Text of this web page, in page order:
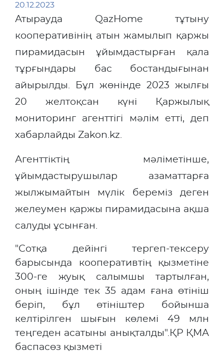
20.12.2023
Атырауда QazHome тұтыну
кооперативінің атын жамылып қаржы
пирамидасын ұйымдастырған қала
тұрғындары бас бостандығынан
айырылды. Бұл жөнінде 2023 жылғы
20 желтоқсан күні Қаржылық
мониторинг агенттігі мәлім етті, деп
хабарлайды Zakon.kz.
Агенттіктің мәліметінше,
ұйымдастырушылар азаматтарға
жылжымайтын мүлік береміз деген
желеумен қаржы пирамидасына ақша
салуды ұсынған.
"Сотқа дейінгі тергеп-тексеру
барысында кооперативтің қызметіне
300-ге жуық салымшы тартылған,
оның ішінде тек 35 адам ғана өтініш
беріп, бұл өтініштер бойынша
келтірілген шығын көлемі 49 млн
теңгеден асатыны анықталды".ҚР ҚМА
баспасөз қызметі